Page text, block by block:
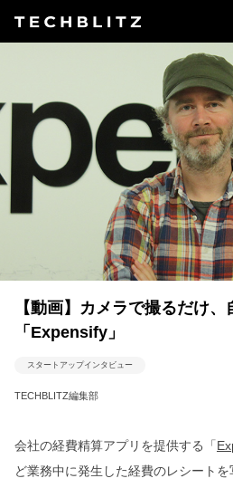
【動画】カメラで撮るだけ
「Expensify」
スタートアップインタビュー
TECHBLITZ編集部
会社の経費精算アプリを提供する「
ど業務中に発生した経費のレシート